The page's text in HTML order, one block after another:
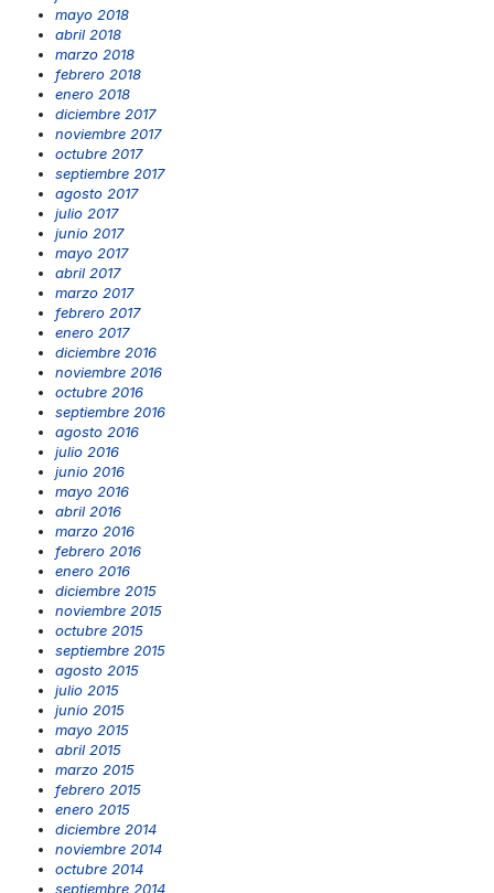
mayo 2018
abril 2018
marzo 2018
febrero 2018
enero 2018
diciembre 2017
noviembre 2017
octubre 2017
septiembre 2017
agosto 2017
julio 2017
junio 2017
mayo 2017
abril 2017
marzo 2017
febrero 2017
enero 2017
diciembre 2016
noviembre 2016
octubre 2016
septiembre 2016
agosto 2016
julio 2016
junio 2016
mayo 2016
abril 2016
marzo 2016
febrero 2016
enero 2016
diciembre 2015
noviembre 2015
octubre 2015
septiembre 2015
agosto 2015
julio 2015
junio 2015
mayo 2015
abril 2015
marzo 2015
febrero 2015
enero 2015
diciembre 2014
noviembre 2014
octubre 2014
septiembre 2014